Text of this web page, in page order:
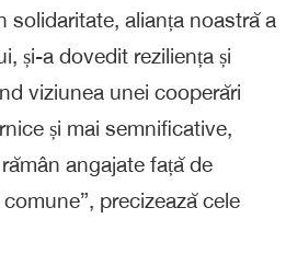
solidaritate, alianța noastră a
și-a dovedit reziliența și
viziunea unei cooperări
și mai semnificative,
angajate față de
precizează cele